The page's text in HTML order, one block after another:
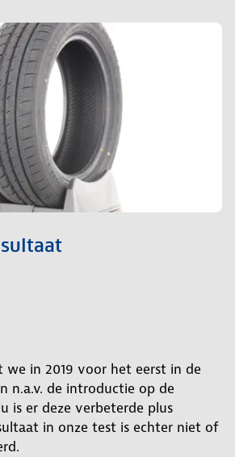
we in 2019 voor het eerst in de
n.a.v. de introductie op de
is er deze verbeterde plus
in onze test is echter niet of